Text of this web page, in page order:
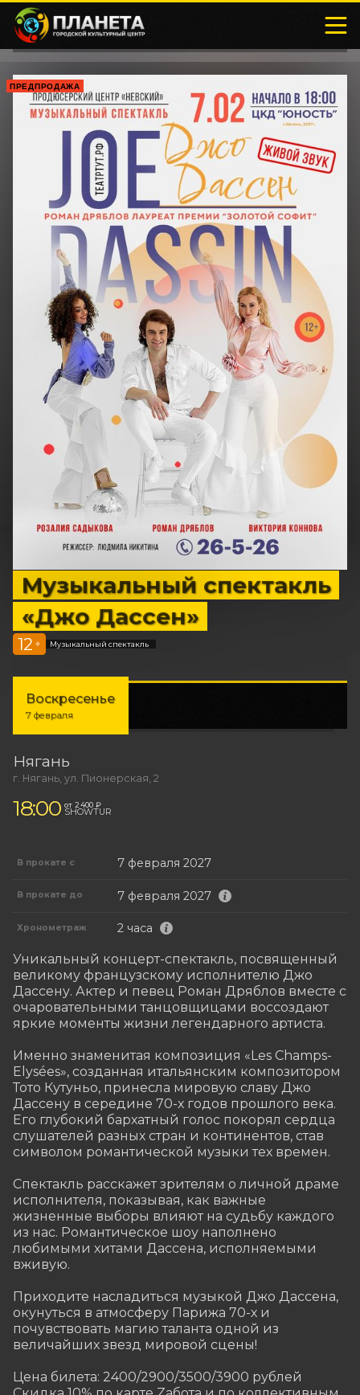
ПРЕДПРОДАЖА
Музыкальный спектакль
«Джо Дассен»
12 + Музыкальный спектакль
Воскресенье
7 февраля
Нягань
г. Нягань, ул. Пионерская, 2
18:00 от 2 400 ₽
SHOWTUR
В прокате с 7 февраля 2027
В прокате до 7 февраля 2027
Хронометраж 2 часа
Уникальный концерт-спектакль, посвященный
великому французскому исполнителю Джо
Дассену. Актер и певец Роман Дряблов вместе с
очаровательными танцовщицами воссоздают
яркие моменты жизни легендарного артиста.
Именно знаменитая композиция «Les Champs-
Elysées», созданная итальянским композитором
Тото Кутуньо, принесла мировую славу Джо
Дассену в середине 70-х годов прошлого века.
Его глубокий бархатный голос покорял сердца
слушателей разных стран и континентов, став
символом романтической музыки тех времен.
Спектакль расскажет зрителям о личной драме
исполнителя, показывая, как важные
жизненные выборы влияют на судьбу каждого
из нас. Романтическое шоу наполнено
любимыми хитами Дассена, исполняемыми
вживую.
Приходите насладиться музыкой Джо Дассена,
окунуться в атмосферу Парижа 70-х и
почувствовать магию таланта одной из
величайших звезд мировой сцены!
Цена билета: 2400/2900/3500/3900 рублей